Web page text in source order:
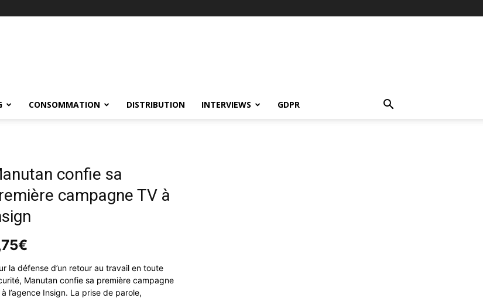
CONSOMMATION DISTRIBUTION INTERVIEWS GDPR
confie sa
campagne TV à
€
la défense d’un retour au travail en toute
Manutan confie sa première campagne
à l’agence Insign. La prise de parole,